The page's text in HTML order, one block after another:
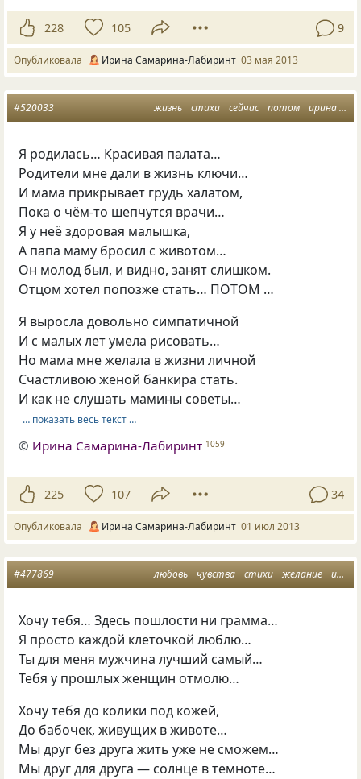
228 105 9
Опубликовала Ирина Самарина-Лабиринт 03 мая 2013
жизнь стихи сейчас потом ирина самарина
#520033
Я родилась… Красивая палата…
Родители мне дали в жизнь ключи…
И мама прикрывает грудь халатом,
Пока о чём-то шепчутся врачи…
Я у неё здоровая малышка,
А папа маму бросил с животом…
Он молод был, и видно, занят слишком.
Отцом хотел попозже стать… ПОТОМ …
Я выросла довольно симпатичной
И с малых лет умела рисовать…
Но мама мне желала в жизни личной
Счастливою женой банкира стать.
И как не слушать мамины советы…
… показать весь текст …
© Ирина Самарина-Лабиринт 1059
225 107 34
Опубликовала Ирина Самарина-Лабиринт 01 июл 2013
любовь чувства стихи желание ирина самарина
#477869
Хочу тебя… Здесь пошлости ни грамма…
Я просто каждой клеточкой люблю…
Ты для меня мужчина лучший самый…
Тебя у прошлых женщин отмолю…
Хочу тебя до колики под кожей,
До бабочек, живущих в животе…
Мы друг без друга жить уже не сможем…
Мы друг для друга — солнце в темноте…